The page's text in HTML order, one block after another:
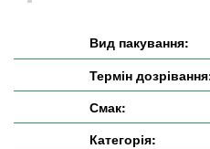
Вид пакування:
Термін
Смак:
Категорія: